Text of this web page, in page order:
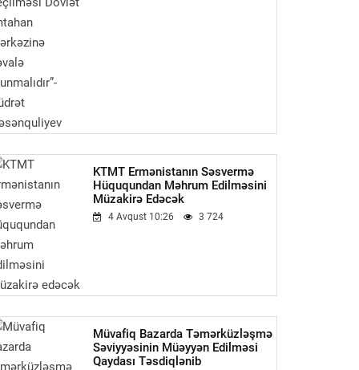
KTMT Ermənistanın Səsvermə
Hüququndan Məhrum Edilməsini
Müzakirə Edəcək
4 Avqust 10:26 3 724
Müvafiq Bazarda Təmərküzləşmə
Səviyyəsinin Müəyyən Edilməsi
Qaydası Təsdiqlənib